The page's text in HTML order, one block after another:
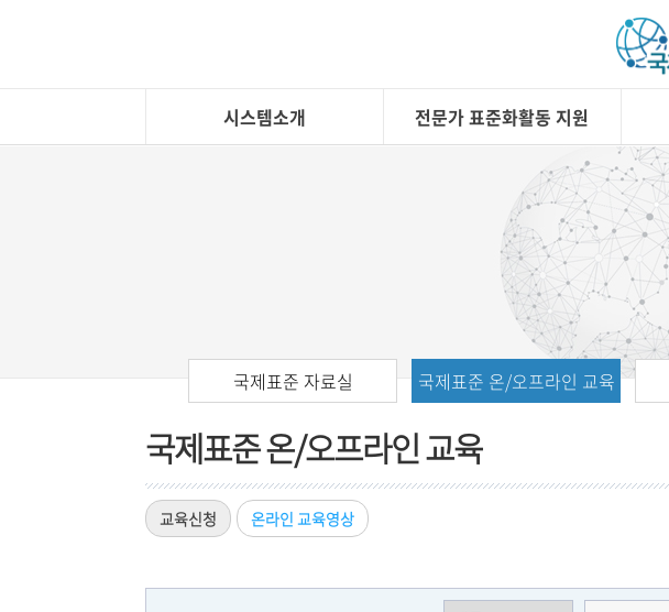
시스템소개 전문가 표준화활동 지원
국제표준 자료실 국제표준 온/오프라인 교육
국제표준 온/오프라인 교육
교육신청 온라인 교육영상